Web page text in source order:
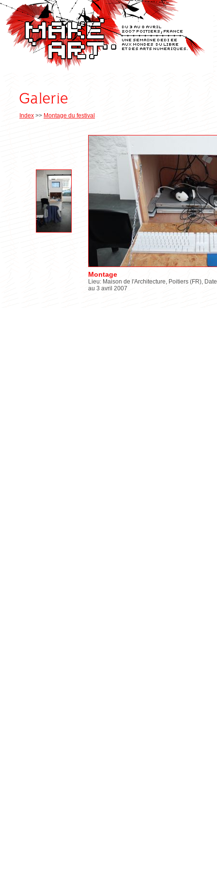
Index >> Montage du festival
Montage
Lieu: Maison de l'Architecture, Poitiers (FR),
au 3 avril 2007